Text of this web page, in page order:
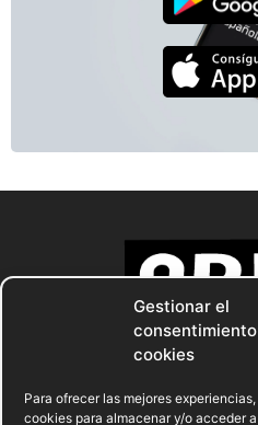
Gestionar el
cookies
Para ofrecer las mejores
cookies para almacenar y/o acceder